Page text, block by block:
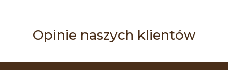
Opinie naszych klientów